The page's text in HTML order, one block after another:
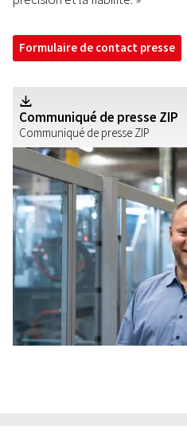
Formulaire de contact presse
Communiqué de presse ZIP
Communiqué de presse ZIP
Z